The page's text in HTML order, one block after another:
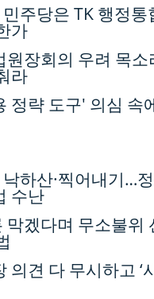
민주당은 TK 행정
가
원장회의 우려 목소
라
정략 도구' 의심 속
낙하산·찍어내기…
수난
막겠다며 무소불위
의견 다 무시하고 ‘